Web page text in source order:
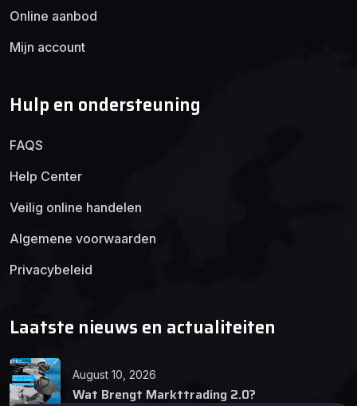
Online aanbod
Mijn account
Hulp en ondersteuning
FAQS
Help Center
Veilig online handelen
Algemene voorwaarden
Privacybeleid
Laatste nieuws en actualiteiten
August 10, 2026
Wat Brengt Markttrading 2.0?